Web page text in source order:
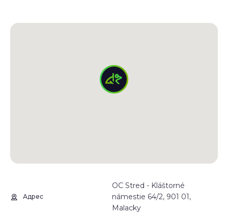
Адрес
OC Stred - Kláštorné
námestie 64/2, 901 01,
Malacky